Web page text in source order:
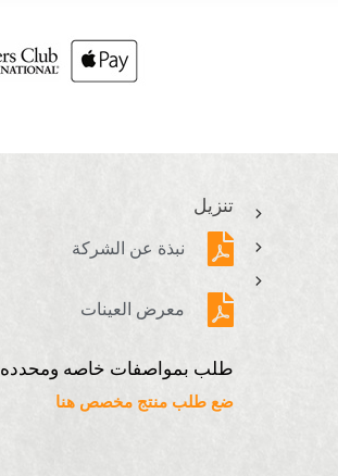
تنزيل
نبذة عن الشركة
معرض العينات
طلب بمواصفات خاصه ومحدده
ضع طلب منتج مخصص هنا